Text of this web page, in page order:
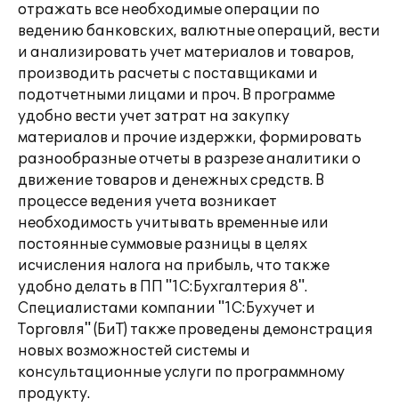
отражать все необходимые операции по
ведению банковских, валютные операций, вести
и анализировать учет материалов и товаров,
производить расчеты с поставщиками и
подотчетными лицами и проч. В программе
удобно вести учет затрат на закупку
материалов и прочие издержки, формировать
разнообразные отчеты в разрезе аналитики о
движение товаров и денежных средств. В
процессе ведения учета возникает
необходимость учитывать временные или
постоянные суммовые разницы в целях
исчисления налога на прибыль, что также
удобно делать в ПП "1С:Бухгалтерия 8".
Специалистами компании "1С:Бухучет и
Торговля" (БиТ) также проведены демонстрация
новых возможностей системы и
консультационные услуги по программному
продукту.